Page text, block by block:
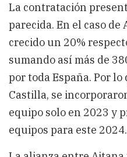
La contratación
parecida. En el caso
crecido un 20%
sumando así más de
por toda España. Por
Castilla, se
equipo solo en 2023 y
equipos para este 2024.